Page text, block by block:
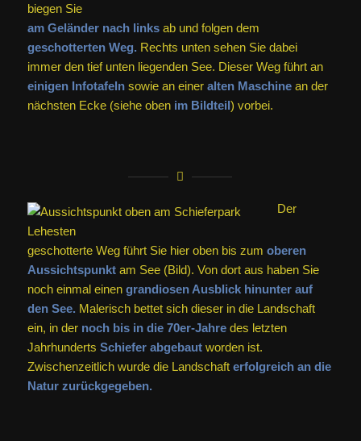
biegen Sie
am Geländer nach linksab und folgen dem
geschotterten Weg. Rechts unten sehen Sie dabei
immer den tief unten liegenden See. Dieser Weg führt an
einigen Infotafelnsowie an einer alten Maschinean der
nächsten Ecke (siehe oben im Bildteil) vorbei.
Der
geschotterte Weg führt Sie hier oben bis zum oberen
Aussichtspunktam See (Bild). Von dort aus haben Sie
noch einmal einen grandiosen Ausblick hinunter auf
den See. Malerisch bettet sich dieser in die Landschaft
ein, in der noch bis in die 70er-Jahredes letzten
Jahrhunderts Schiefer abgebautworden ist.
Zwischenzeitlich wurde die Landschaft erfolgreich an die
Natur zurückgegeben.